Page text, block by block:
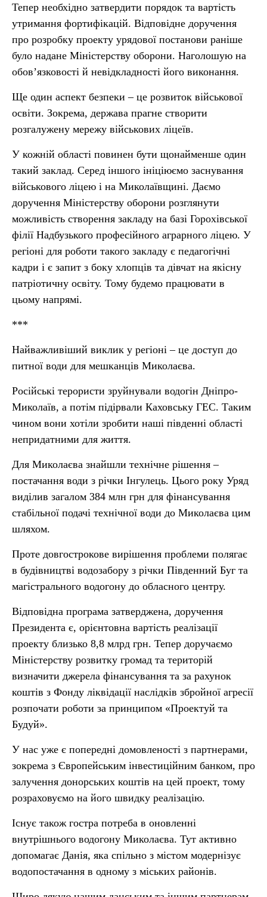
Тепер необхідно затвердити порядок та вартість
утримання фортифікацій. Відповідне доручення
про розробку проекту урядової постанови раніше
було надане Міністерству оборони. Наголошую на
обов’язковості й невідкладності його виконання.
Ще один аспект безпеки – це розвиток військової
освіти. Зокрема, держава прагне створити
розгалужену мережу військових ліцеїв.
У кожній області повинен бути щонайменше один
такий заклад. Серед іншого ініціюємо заснування
військового ліцею і на Миколаївщині. Даємо
доручення Міністерству оборони розглянути
можливість створення закладу на базі Горохівської
філії Надбузького професійного аграрного ліцею. У
регіоні для роботи такого закладу є педагогічні
кадри і є запит з боку хлопців та дівчат на якісну
патріотичну освіту. Тому будемо працювати в
цьому напрямі.
***
Найважливіший виклик у регіоні – це доступ до
питної води для мешканців Миколаєва.
Російські терористи зруйнували водогін Дніпро-
Миколаїв, а потім підірвали Каховську ГЕС. Таким
чином вони хотіли зробити наші південні області
непридатними для життя.
Для Миколаєва знайшли технічне рішення –
постачання води з річки Інгулець. Цього року Уряд
виділив загалом 384 млн грн для фінансування
стабільної подачі технічної води до Миколаєва цим
шляхом.
Проте довгострокове вирішення проблеми полягає
в будівництві водозабору з річки Південний Буг та
магістрального водогону до обласного центру.
Відповідна програма затверджена, доручення
Президента є, орієнтовна вартість реалізації
проекту близько 8,8 млрд грн. Тепер доручаємо
Міністерству розвитку громад та територій
визначити джерела фінансування та за рахунок
коштів з Фонду ліквідації наслідків збройної агресії
розпочати роботи за принципом «Проектуй та
Будуй».
У нас уже є попередні домовленості з партнерами,
зокрема з Європейським інвестиційним банком, про
залучення донорських коштів на цей проект, тому
розраховуємо на його швидку реалізацію.
Існує також гостра потреба в оновленні
внутрішнього водогону Миколаєва. Тут активно
допомагає Данія, яка спільно з містом модернізує
водопостачання в одному з міських районів.